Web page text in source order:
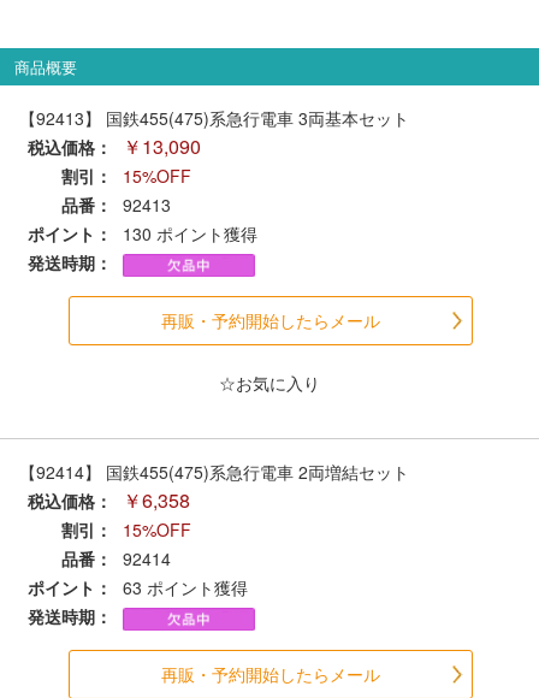
セール品・キャンペーン
セール商品
走行エリア別 鉄道模型車両リスト
関東
中部 関西
中国・四国
お役立ち情報
商品レビュー
商品概要
【92413】 国鉄455(475)系急行電車 3両基本セット
税込価格：
￥13,090
割引：
15%OFF
品番：
92413
ポイント：
130 ポイント獲得
発送時期：
再販・予約開始したらメール
☆お気に入り
【92414】 国鉄455(475)系急行電車 2両増結セット
税込価格：
￥6,358
割引：
15%OFF
品番：
92414
ポイント：
63 ポイント獲得
発送時期：
再販・予約開始したらメール